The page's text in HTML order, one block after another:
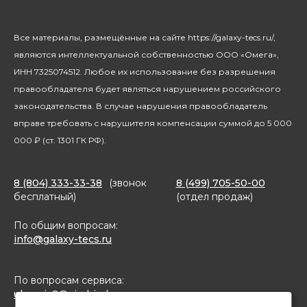
Посуда
Благотворительность
Все материалы, размещённые на сайте https://galaxy-tecs.ru/,
являются интеллектуальной собственностью ООО «Омега»,
ИНН 7325074512. Любое их использование без разрешения
правообладателя будет являться нарушением российского
законодательства. В случае нарушения правообладатель
вправе требовать с нарушителя компенсации суммой до 5 000
000 ₽ (ст. 1301 ГК РФ).
8 (804) 333-33-38
(звонок
бесплатный)
8 (499) 705-50-00
(отдел продаж)
По общим вопросам:
info@galaxy-tecs.ru
По вопросам сервиса:
ulservis2@simbirsk-crown.ru